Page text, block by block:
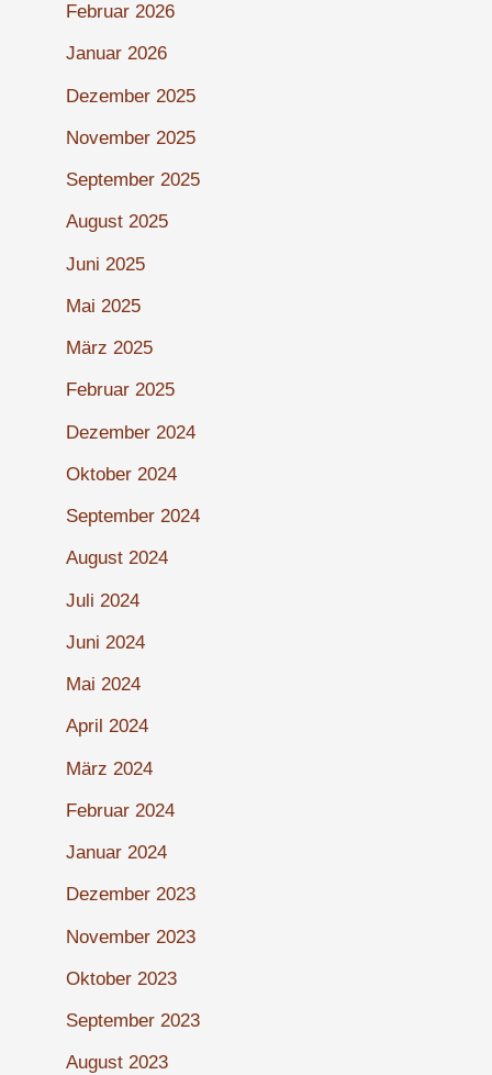
Februar 2026
Januar 2026
Dezember 2025
November 2025
September 2025
August 2025
Juni 2025
Mai 2025
März 2025
Februar 2025
Dezember 2024
Oktober 2024
September 2024
August 2024
Juli 2024
Juni 2024
Mai 2024
April 2024
März 2024
Februar 2024
Januar 2024
Dezember 2023
November 2023
Oktober 2023
September 2023
August 2023